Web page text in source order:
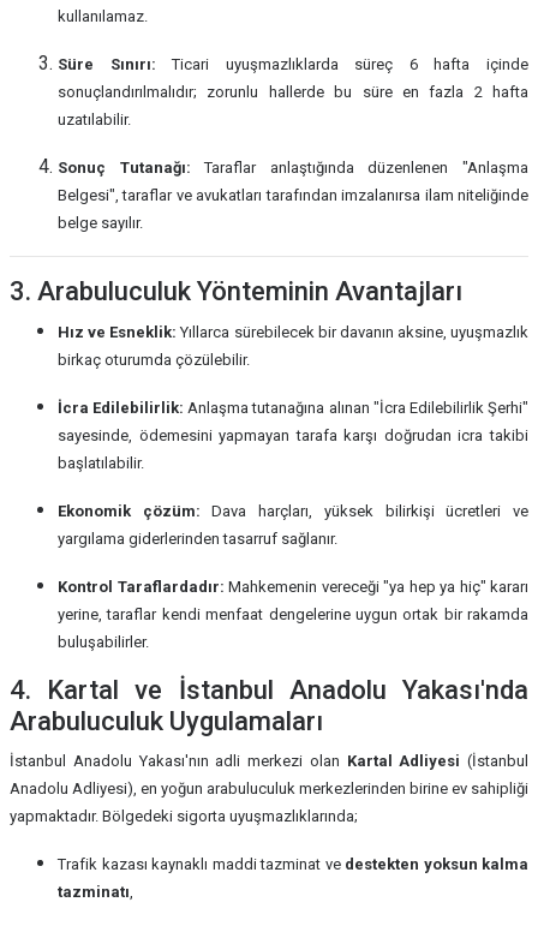
kullanılamaz.
Süre Sınırı: Ticari uyuşmazlıklarda süreç 6 hafta içinde
sonuçlandırılmalıdır; zorunlu hallerde bu süre en fazla 2 hafta
uzatılabilir.
Sonuç Tutanağı: Taraflar anlaştığında düzenlenen "Anlaşma
Belgesi", taraflar ve avukatları tarafından imzalanırsa ilam niteliğinde
belge sayılır.
3. Arabuluculuk Yönteminin Avantajları
Hız ve Esneklik: Yıllarca sürebilecek bir davanın aksine, uyuşmazlık
birkaç oturumda çözülebilir.
İcra Edilebilirlik: Anlaşma tutanağına alınan "İcra Edilebilirlik Şerhi"
sayesinde, ödemesini yapmayan tarafa karşı doğrudan icra takibi
başlatılabilir.
Ekonomik çözüm: Dava harçları, yüksek bilirkişi ücretleri ve
yargılama giderlerinden tasarruf sağlanır.
Kontrol Taraflardadır: Mahkemenin vereceği "ya hep ya hiç" kararı
yerine, taraflar kendi menfaat dengelerine uygun ortak bir rakamda
buluşabilirler.
4. Kartal ve İstanbul Anadolu Yakası'nda
Arabuluculuk Uygulamaları
İstanbul Anadolu Yakası'nın adli merkezi olan Kartal Adliyesi (İstanbul
Anadolu Adliyesi), en yoğun arabuluculuk merkezlerinden birine ev sahipliği
yapmaktadır. Bölgedeki sigorta uyuşmazlıklarında;
Trafik kazası kaynaklı maddi tazminat ve destekten yoksun kalma
tazminatı,